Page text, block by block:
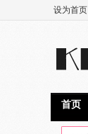
设为首页
首页